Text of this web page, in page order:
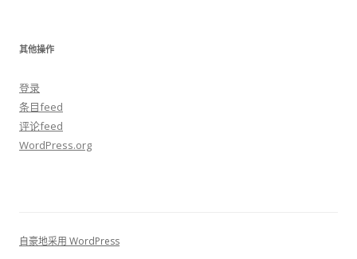
其他操作
登录
条目feed
评论feed
WordPress.org
自豪地采用 WordPress